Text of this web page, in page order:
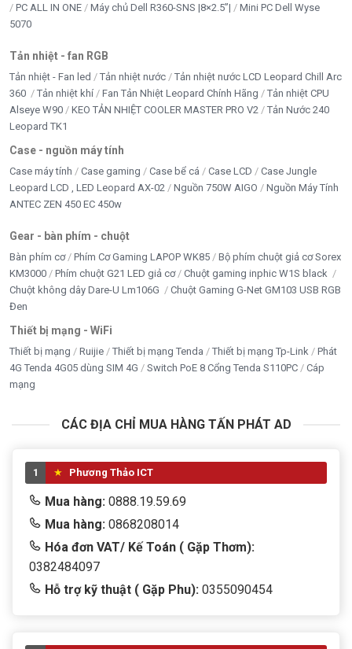
PC ALL IN ONE
Máy chủ Dell R360-SNS |8×2.5”|
Mini PC Dell Wyse
5070
Tản nhiệt - fan RGB
Tản nhiệt - Fan led Tản nhiệt nước
Tản nhiệt nước LCD Leopard Chill Arc
360
Tản nhiệt khí Fan Tản Nhiệt Leopard Chính Hãng
Tản nhiệt CPU
Alseye W90
KEO TẢN NHIỆT COOLER MASTER PRO V2
Tản Nước 240
Leopard TK1
Case - nguồn máy tính
Case máy tính Case gaming Case bể cá Case LCD
Case Jungle
Leopard LCD , LED Leopard AX-02
Nguồn 750W AIGO
Nguồn Máy Tính
ANTEC ZEN 450 EC 450w
Gear - bàn phím - chuột
Bàn phím cơ Phím Cơ Gaming LAPOP WK85
Bộ phím chuột giả cơ Sorex
KM3000
Phím chuột G21 LED giả cơ
Chuột gaming inphic W1S black
Chuột không dây Dare-U Lm106G
Chuột Gaming G-Net GM103 USB RGB
Đen
Thiết bị mạng - WiFi
Thiết bị mạng Ruijie Thiết bị mạng Tenda Thiết bị mạng Tp-Link
Phát
4G Tenda 4G05 dùng SIM 4G
Switch PoE 8 Cổng Tenda S110PC
Cáp
mạng
CÁC ĐỊA CHỈ MUA HÀNG TẤN PHÁT AD
1 Phương Thảo ICT
Mua hàng: 0888.19.59.69
Mua hàng: 0868208014
Hóa đơn VAT/ Kế Toán ( Gặp Thơm):
0382484097
Hỗ trợ kỹ thuật ( Gặp Phu): 0355090454